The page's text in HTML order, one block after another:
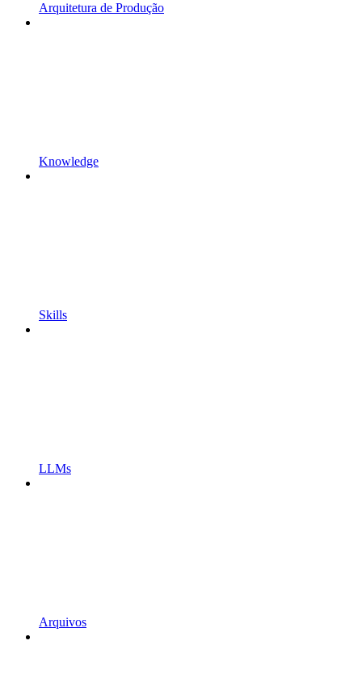
Arquitetura de Produção
Knowledge
Skills
LLMs
Arquivos